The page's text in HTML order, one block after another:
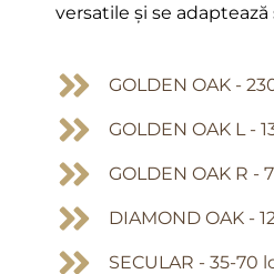
versatile și se
GOLDEN OAK -
GOLDEN OAK L -
GOLDEN OAK R -
DIAMOND OAK -
SECULAR - 35-70